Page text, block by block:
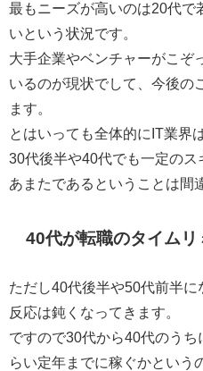
最もニーズが高いのは20代で
いという状況です。
大手企業やベンチャーがこぞ
いるのが現状でして、今後の
ます。
とはいっても全体的にIT業界
30代後半や40代でも一定の
あまたであるということ は間
40代が転職のタイムリ
ただし40代後半や50代前半
反応は鈍くなってきます。
ですので30代から40代のうち
らい定年までに稼ぐかという